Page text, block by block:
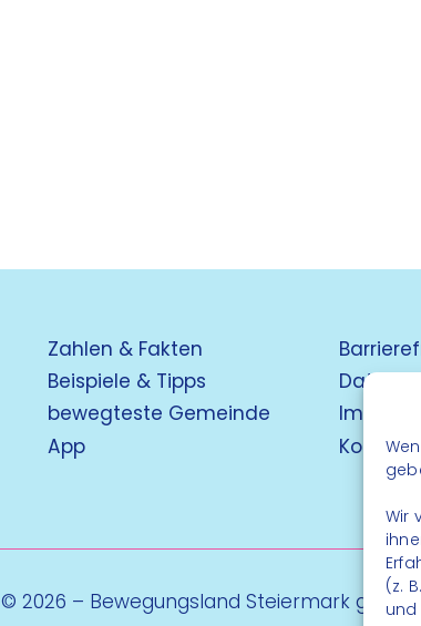
Wir
(z.
Zahlen & Fakten
Beispiele & Tipps
bewegteste Gemeinde
App
Kontakt
© 2026 – Bewegungsland Steiermark